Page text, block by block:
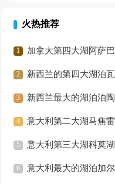
火热推荐
加拿大第四大湖阿萨巴
新西兰的第四大湖泊
堰塞湖新西兰最大的湖泊泊
大的淡水湖
意大利第二大湖马焦雷
意大利第三大湖科莫
（Lago di Como）或拉里
意大利最大的湖泊加